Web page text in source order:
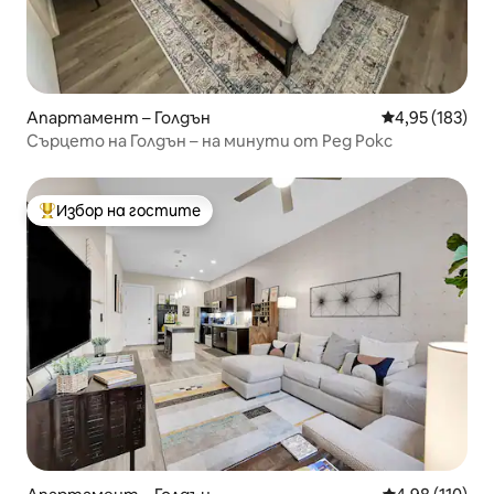
Апартамент – Голдън Средна
4,95 (183)
Сърцето на Голдън – на минути от Ред Рокс
Най-популярен избор на гостите
Избор на гостите